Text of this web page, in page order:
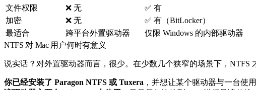
文件权限
❌ 无
✅ 有
加密
❌ 无
✅ 有（BitLocker）
最适合
跨平台外置驱动器
仅限 Windows 的内部驱动器
NTFS 对 Mac 用户何时有意义
说实话？对外置驱动器而言，很少。在少数几个狭窄的场景下，NTFS
你已经安装了 Paragon NTFS 或 Tuxera ，并想让某个驱动器与一台使